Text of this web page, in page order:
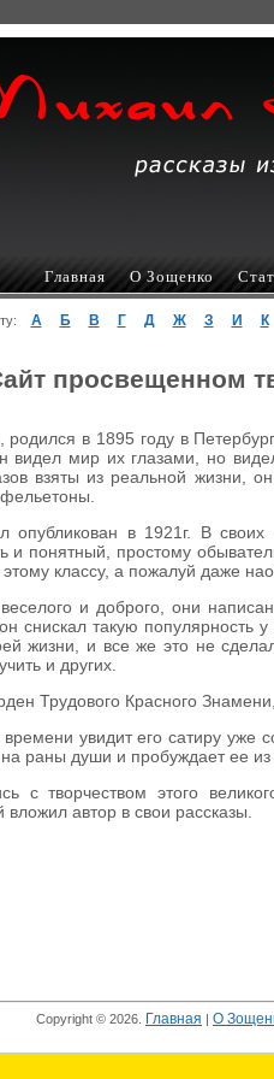
Главная О Зощенко
А Б В Г Д Ж З И К
просвещенном
в 1895 году в
видел мир их глазами, но
взяты из реальной жизни,
в 1921г. В
и понятный, простому
классу, а пожалуй даже
и доброго, они
снискал такую популярность
жизни, и все же это не
и других.
Трудового Красного
увидит его сатиру уже
на раны души и пробуждает ее
с творчеством этого
автор в свои рассказы.
Copyright © 2026. Главная | О